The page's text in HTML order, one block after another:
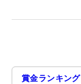
賞金ランキング